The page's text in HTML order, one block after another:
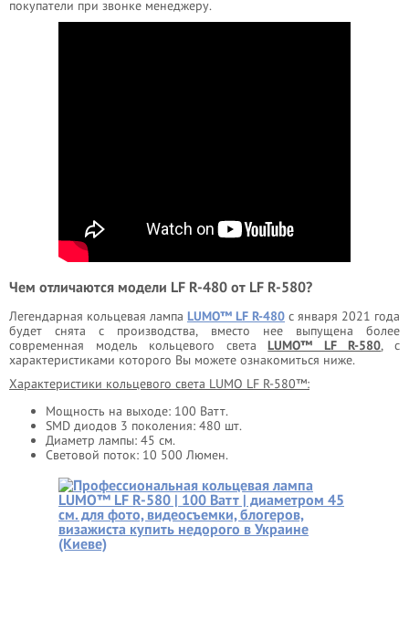
покупатели при звонке менеджеру.
Чем отличаются модели LF R-480 от LF R-580?
Легендарная кольцевая лампа LUMO™ LF R-480 с января 2021 года
будет снята с производства, вместо нее выпущена более
современная модель кольцевого светаLUMO™ LF R-580, с
характеристиками которого Вы можете ознакомиться ниже.
Характеристики кольцевого света LUMO LF R-580™:
Мощность на выходе: 100 Ватт.
SMD диодов 3 поколения: 480 шт.
Диаметр лампы: 45 см.
Световой поток: 10 500 Люмен.